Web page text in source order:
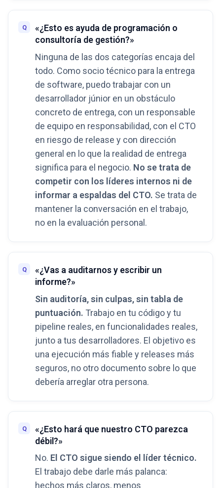
«¿Esto es ayuda de programación o
consultoría de gestión?»
Ninguna de las dos categorías encaja del
todo. Como socio técnico para la entrega
de software, puedo trabajar con un
desarrollador júnior en un obstáculo
concreto de entrega, con un responsable
de equipo en responsabilidad, con el CTO
en riesgo de release y con dirección
general en lo que la realidad de entrega
significa para el negocio. No se trata de
competir con los líderes internos ni de
informar a espaldas del CTO. Se trata de
mantener la conversación en el trabajo,
no en la evaluación personal.
«¿Vas a auditarnos y escribir un
informe?»
Sin auditoría, sin culpas, sin tabla de
puntuación. Trabajo en tu código y tu
pipeline reales, en funcionalidades reales,
junto a tus desarrolladores. El objetivo es
una ejecución más fiable y releases más
seguros, no otro documento sobre lo que
debería arreglar otra persona.
«¿Esto hará que nuestro CTO parezca
débil?»
No. El CTO sigue siendo el líder técnico.
El trabajo debe darle más palanca:
hechos más claros, menos